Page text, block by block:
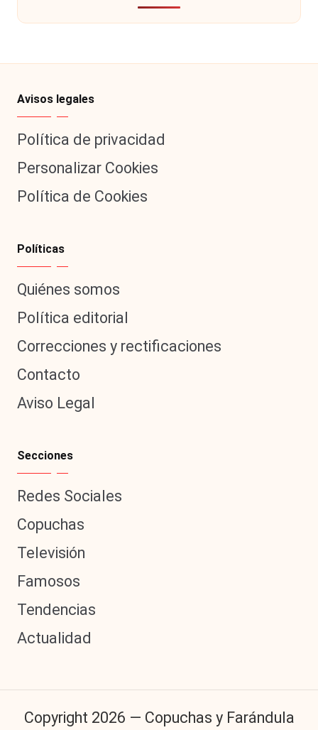
Avisos legales
Política de privacidad
Personalizar Cookies
Política de Cookies
Políticas
Quiénes somos
Política editorial
Correcciones y rectificaciones
Contacto
Aviso Legal
Secciones
Redes Sociales
Copuchas
Televisión
Famosos
Tendencias
Actualidad
Copyright 2026 — Copuchas y Farándula